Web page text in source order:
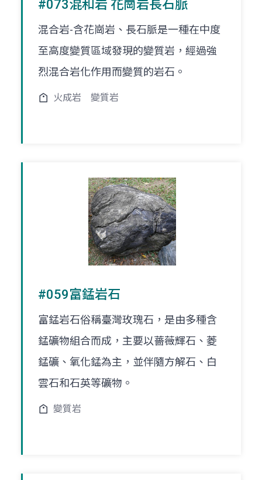
#073混和岩 花崗岩長石脈
混合岩-含花崗岩、長石脈是一種在中度
至高度變質區域發現的變質岩，經過強
烈混合岩化作用而變質的岩石。
火成岩 變質岩
#059富錳岩石
富錳岩石俗稱臺灣玫瑰石，是由多種含
錳礦物組合而成，主要以薔薇輝石、菱
錳礦、氧化錳為主，並伴隨方解石、白
雲石和石英等礦物。
變質岩